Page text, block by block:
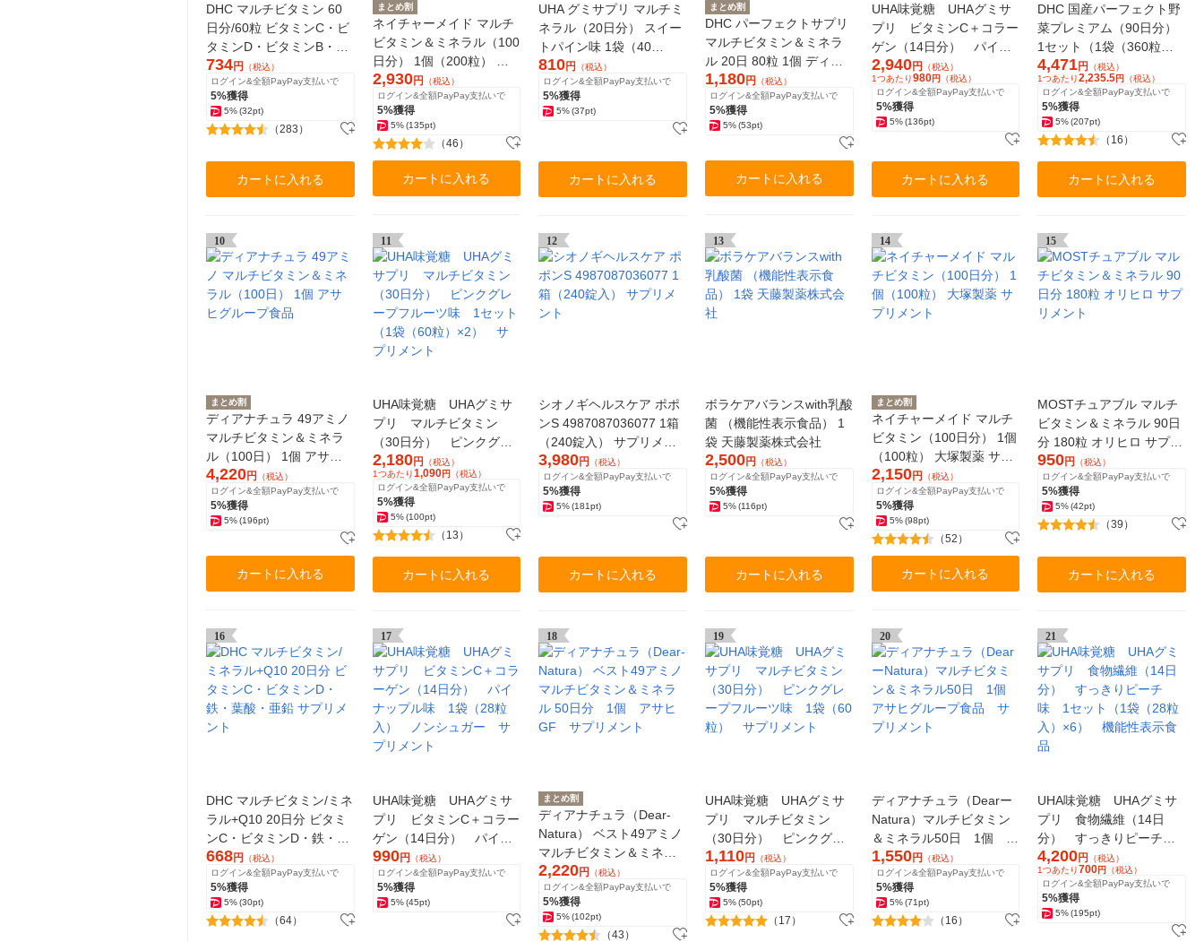
DHC マルチビタミン 60
日分/60粒 ビタミンC・ビ
タミンD・ビタミンB・葉
酸・野菜 ディーエイチシ
ー サプリメント
734円 （税込）
ログイン&全額PayPay支払いで
5%獲得
5%(32pt)
（283）
カートに入れる
まとめ割
ネイチャーメイド マルチ
ビタミン＆ミネラル（100
日分） 1個（200粒） 大
塚製薬 サプリメント
2,930円 （税込）
ログイン&全額PayPay支払いで
5%獲得
5% (135pt)
（46）
カートに入れる
UHA グミサプリ マルチミ
ネラル（20日分） スイー
トパイン味 1袋（40
粒） UHA味覚糖
810円
（税込）
ログイン&全額PayPay支払いで
5%獲得
5% (37pt)
カートに入れる
まとめ割
DHC パーフェクトサプリ
マルチビタミン＆ミネラ
ル 20日 80粒 1個 ディー
エイチシー
1,180円 （税込）
ログイン&全額PayPay支払いで
5%獲得
5%(53pt)
カートに入れる
UHA味覚糖 UHAグミサ
プリ ビタミンC＋コラー
ゲン（14日分） パイナ
ップル味 1セット（1袋
（28粒入）×3） ノンシ
ュガー
2,940円 （税込）
1つあたり980円 （税込）
ログイン&全額PayPay支払いで
5%獲得
5% (136pt)
カートに入れる
DHC 国産パーフェクト野
菜プレミアム（90日分）
1セット（1袋（360粒）
×2） ディーエイチシー サ
プリメント
4,471円
（税込）
1つあたり2,235.5円
（税込）
ログイン&全額PayPay支払いで
5%獲得
5% (207pt)
（16）
カートに入れる
10
まとめ割
ディアナチュラ 49アミノ
マルチビタミン＆ミネラ
ル（100日） 1個 アサヒ
グループ食品
4,220円
（税込）
ログイン&全額PayPay支払いで
5%獲得
5%(196pt)
カートに入れる
11
UHA味覚糖 UHAグミサ
プリ マルチビタミン
（30日分） ピンクグレ
ープフルーツ味 1セット
（1袋（60粒）×2） サ
プリメント
2,180円
（税込）
1つあたり1,090円 （税込）
ログイン&全額PayPay支払いで
5%獲得
5% (100pt)
（13）
カートに入れる
12
シオノギヘルスケア ポポ
ンS 4987087036077 1箱
（240錠入） サプリメン
ト
3,980円
（税込）
ログイン&全額PayPay支払いで
5%獲得
5% (181pt)
カートに入れる
13
ボラケアバランスwith乳酸
菌 （機能性表示食品） 1
袋 天藤製薬株式会社
2,500円
（税込）
ログイン&全額PayPay支払いで
5%獲得
5%(116pt)
カートに入れる
14
まとめ割
ネイチャーメイド マルチ
ビタミン（100日分） 1個
（100粒） 大塚製薬 サプ
リメント
2,150円
（税込）
ログイン&全額PayPay支払いで
5%獲得
5% (98pt)
（52）
カートに入れる
15
MOSTチュアブル マルチ
ビタミン＆ミネラル 90日
分 180粒 オリヒロ サプリ
メント
950円
（税込）
ログイン&全額PayPay支払いで
5%獲得
5% (42pt)
（39）
カートに入れる
16
DHC マルチビタミン/ミネ
ラル+Q10 20日分 ビタミ
ンC・ビタミンD・鉄・葉
酸・亜鉛 サプリメント
668円
（税込）
ログイン&全額PayPay支払いで
5%獲得
5%(30pt)
（64）
17
UHA味覚糖 UHAグミサ
プリ ビタミンC＋コラー
ゲン（14日分） パイナ
ップル味 1袋（28粒
入） ノンシュガー サ
プリメント
990円
（税込）
ログイン&全額PayPay支払いで
5%獲得
5% (45pt)
18
まとめ割
ディアナチュラ（Dear-
Natura） ベスト49アミノ
マルチビタミン＆ミネラ
ル 50日分 1個 アサヒ
GF サプリメント
2,220円
（税込）
ログイン&全額PayPay支払いで
5%獲得
5% (102pt)
（43）
19
UHA味覚糖 UHAグミサ
プリ マルチビタミン
（30日分） ピンクグレ
ープフルーツ味 1袋（60
粒） サプリメント
1,110円
（税込）
ログイン&全額PayPay支払いで
5%獲得
5%(50pt)
（17）
20
ディアナチュラ（Dearー
Natura）マルチビタミン
＆ミネラル50日 1個 ア
サヒグループ食品 サプ
リメント
1,550円
（税込）
ログイン&全額PayPay支払いで
5%獲得
5% (71pt)
（16）
21
UHA味覚糖 UHAグミサ
プリ 食物繊維（14日
分） すっきりピーチ
味 1セット（1袋（28粒
入）×6） 機能性表示食
品
4,200円
（税込）
1つあたり700円
（税込）
ログイン&全額PayPay支払いで
5%獲得
5% (195pt)